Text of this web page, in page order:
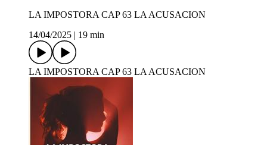
LA IMPOSTORA CAP 63 LA ACUSACION
14/04/2025
19 min
LA IMPOSTORA CAP 63 LA ACUSACION